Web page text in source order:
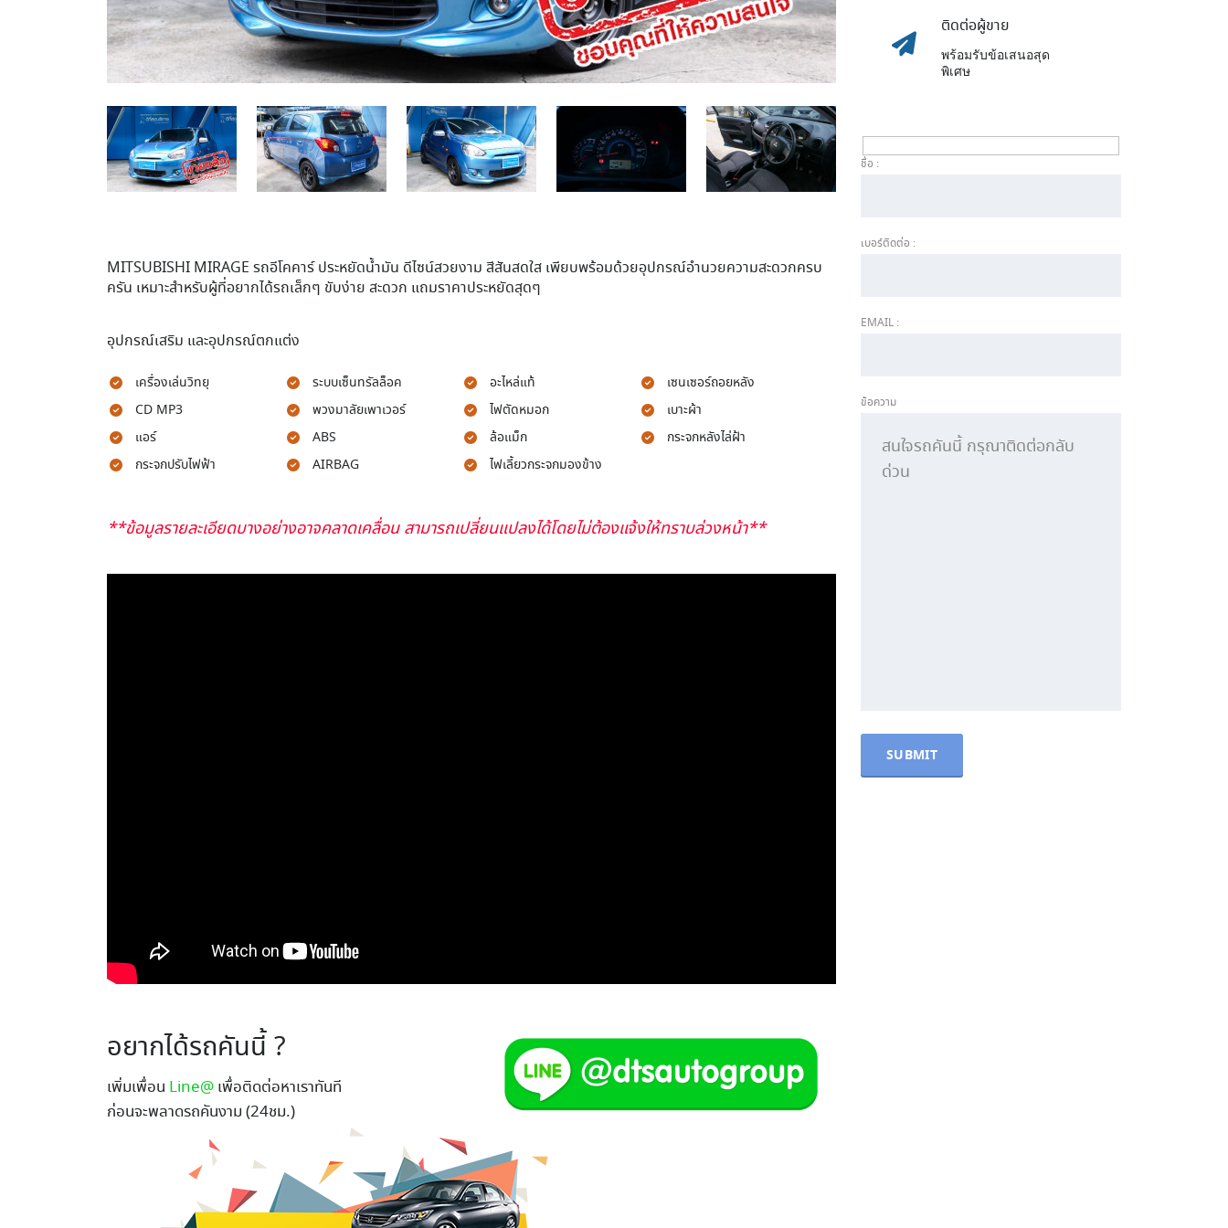
MITSUBISHI MIRAGE รถอีโคคาร์ ประหยัดน้ำมัน ดีไซน์สวยงาม สีสันสดใส เพียบพร้อมด้วยอุปกรณ์อำนวยความสะดวกครบ
ครัน เหมาะสำหรับผู้ที่อยากได้รถเล็กๆ ขับง่าย สะดวก แถมราคาประหยัดสุดๆ
อุปกรณ์เสริม และอุปกรณ์ตกแต่ง
เครื่องเล่นวิทยุ
CD MP3
แอร์
กระจกปรับไฟฟ้า
ระบบเซ็นทรัลล็อค
พวงมาลัยเพาเวอร์
ABS
AIRBAG
อะไหล่แท้
ไฟตัดหมอก
ล้อแม็ก
ไฟเลี้ยวกระจกมองข้าง
เซนเซอร์ถอยหลัง
เบาะผ้า
กระจกหลังไล่ฝ้า
**ข้อมูลรายละเอียดบางอย่างอาจคลาดเคลื่อน สามารถเปลี่ยนแปลงได้โดยไม่ต้องแจ้งให้ทราบล่วงหน้า**
อยากได้รถคันนี้ ?
เพิ่มเพื่อน Line@ เพื่อติดต่อหาเราทันที
ก่อนจะพลาดรถคันงาม (24ชม.)
ติดต่อผู้ขาย
พร้อมรับข้อเสนอสุด
พิเศษ
ชื่อ :
เบอร์ติดต่อ :
EMAIL :
ข้อความ